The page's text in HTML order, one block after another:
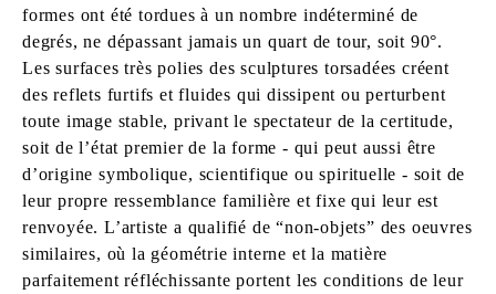
formes ont été tordues à un nombre indéterminé de
degrés, ne dépassant jamais un quart de tour, soit 90°.
Les surfaces très polies des sculptures torsadées créent
des reflets furtifs et fluides qui dissipent ou perturbent
toute image stable, privant le spectateur de la certitude,
soit de l’état premier de la forme - qui peut aussi être
d’origine symbolique, scientifique ou spirituelle - soit de
leur propre ressemblance familière et fixe qui leur est
renvoyée. L’artiste a qualifié de “non-objets” des oeuvres
similaires, où la géométrie interne et la matière
parfaitement réfléchissante portent les conditions de leur